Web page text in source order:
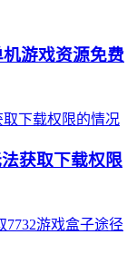
游戏资源免费
获取下载权限